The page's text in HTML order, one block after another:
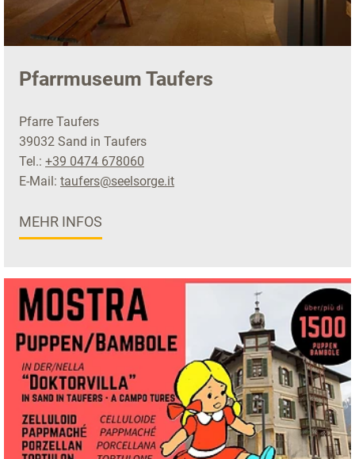
Pfarrmuseum Taufers
Pfarre Taufers
39032 Sand in Taufers
Tel.: +39 0474 678060
E-Mail: taufers@seelsorge.it
MEHR INFOS